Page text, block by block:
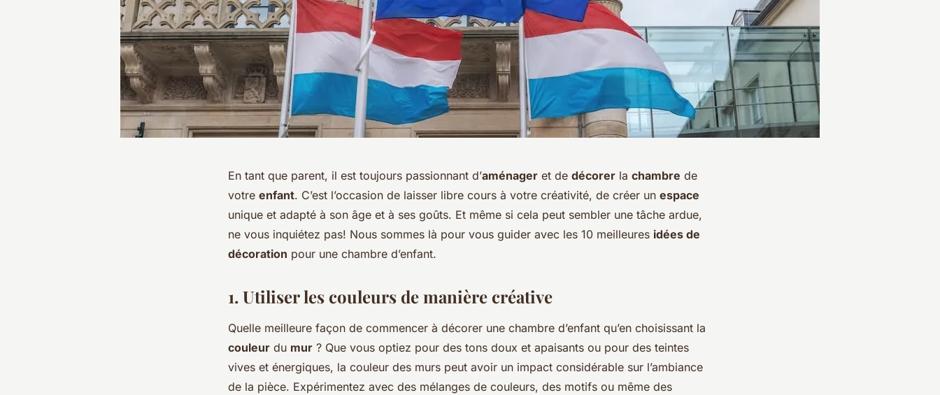
En tant que parent, il est toujours passionnant d’aménager et de décorer la chambre de
votre enfant. C’est l’occasion de laisser libre cours à votre créativité, de créer un espace
unique et adapté à son âge et à ses goûts. Et même si cela peut sembler une tâche ardue,
ne vous inquiétez pas! Nous sommes là pour vous guider avec les 10 meilleures idées de
décoration pour une chambre d’enfant.
1. Utiliser les couleurs de manière créative
Quelle meilleure façon de commencer à décorer une chambre d’enfant qu’en choisissant la
couleur du mur ? Que vous optiez pour des tons doux et apaisants ou pour des teintes
vives et énergiques, la couleur des murs peut avoir un impact considérable sur l’ambiance
de la pièce. Expérimentez avec des mélanges de couleurs, des motifs ou même des